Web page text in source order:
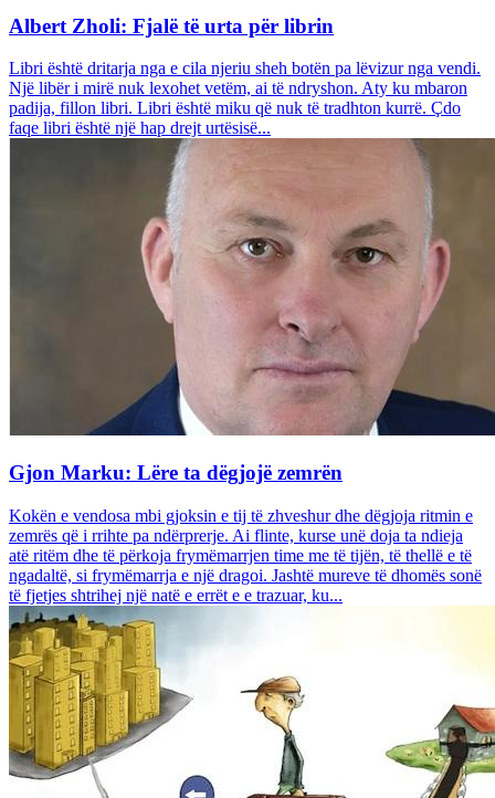
Albert Zholi: Fjalë të urta për librin
Libri është dritarja nga e cila njeriu sheh botën pa lëvizur nga vendi.
Një libër i mirë nuk lexohet vetëm, ai të ndryshon. Aty ku mbaron
padija, fillon libri. Libri është miku që nuk të tradhton kurrë. Çdo
faqe libri është një hap drejt urtësisë...
Gjon Marku: Lëre ta dëgjojë zemrën
Kokën e vendosa mbi gjoksin e tij të zhveshur dhe dëgjoja ritmin e
zemrës që i rrihte pa ndërprerje. Ai flinte, kurse unë doja ta ndieja
atë ritëm dhe të përkoja frymëmarrjen time me të tijën, të thellë e të
ngadaltë, si frymëmarrja e një dragoi. Jashtë mureve të dhomës sonë
të fjetjes shtrihej një natë e errët e e trazuar, ku...